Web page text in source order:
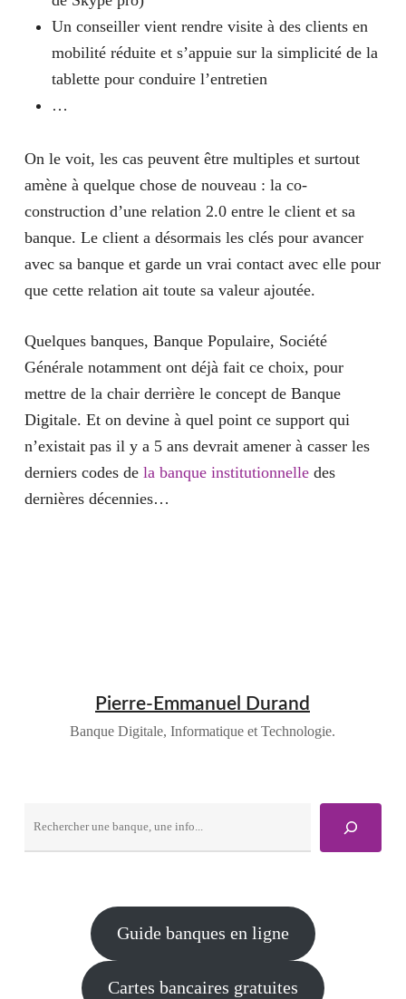
Un conseiller vient rendre visite à des clients en
mobilité réduite et s’appuie sur la simplicité de la
tablette pour conduire l’entretien
…
On le voit, les cas peuvent être multiples et surtout
amène à quelque chose de nouveau : la co-
construction d’une relation 2.0 entre le client et sa
banque. Le client a désormais les clés pour avancer
avec sa banque et garde un vrai contact avec elle pour
que cette relation ait toute sa valeur ajoutée.
Quelques banques, Banque Populaire, Société
Générale notamment ont déjà fait ce choix, pour
mettre de la chair derrière le concept de Banque
Digitale. Et on devine à quel point ce support qui
n’existait pas il y a 5 ans devrait amener à casser les
derniers codes de la banque institutionnelledes
dernières décennies…
Pierre-Emmanuel Durand
Banque Digitale, Informatique et Technologie.
Guide banques en ligne
Cartes bancaires gratuites